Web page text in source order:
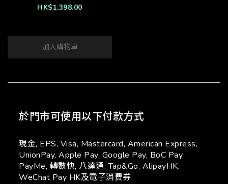
HK$1,398.00
加入購物車
於門市可使用以下付款方式
現金, EPS, Visa, Mastercard, American Express,
UnionPay, Apple Pay, Google Pay, BoC Pay,
PayMe, 轉數快, 八達通, Tap&Go, AlipayHK,
WeChat Pay HK及電子消費券